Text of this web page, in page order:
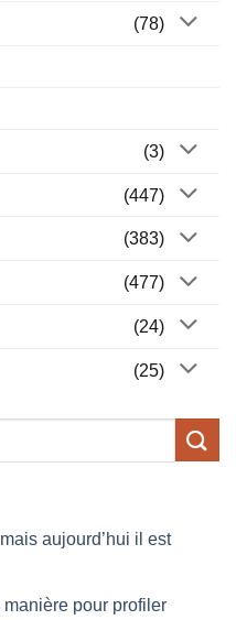
(78)
(3)
(447)
(383)
(477)
(24)
(25)
aujourd’hui il est
pour profiler